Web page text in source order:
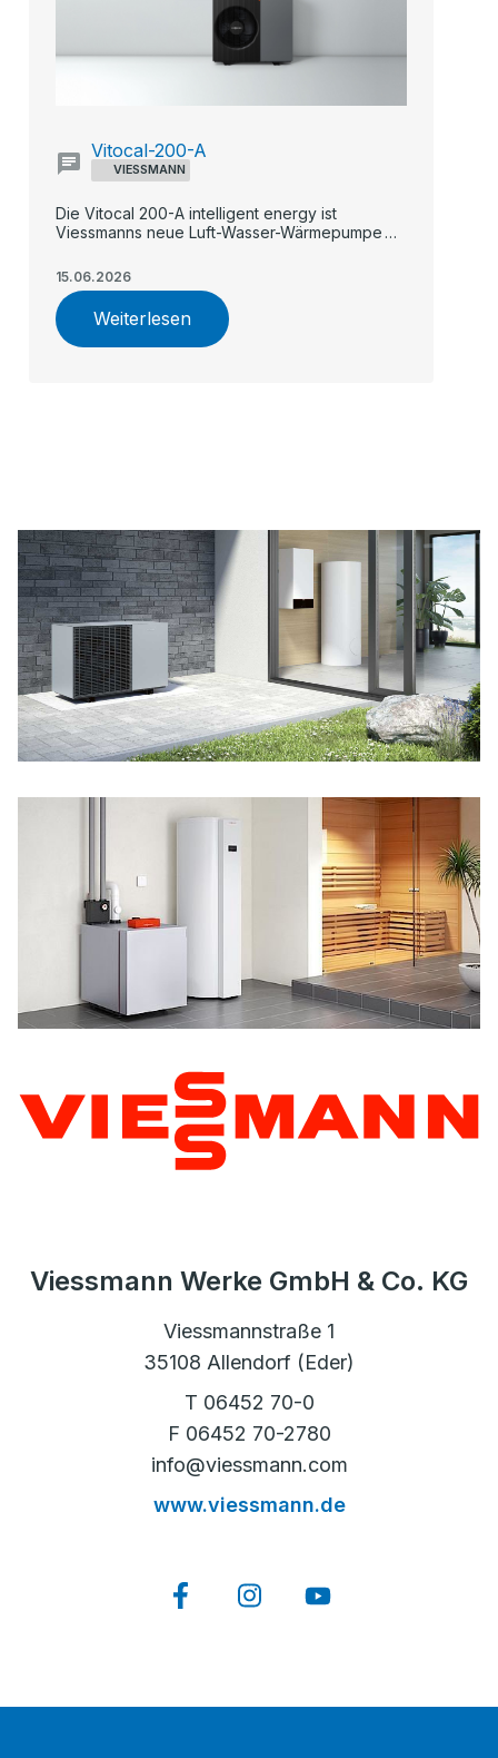
VIESSMANN
Vitocal-200-A
Die Vitocal 200-A intelligent energy ist
Viessmanns neue Luft-Wasser-Wärmepumpe
15.06.2026
Weiterlesen
Viessmann Werke GmbH & Co. KG
Viessmannstraße 1
35108 Allendorf (Eder)
T 06452 70-0
F 06452 70-2780
info@viessmann.com
www.viessmann.de